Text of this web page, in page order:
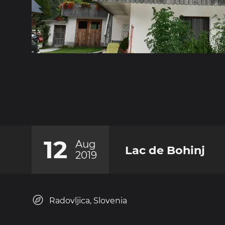
12
Aug
2019
Lac de Bohinj
Radovljica, Slovenia